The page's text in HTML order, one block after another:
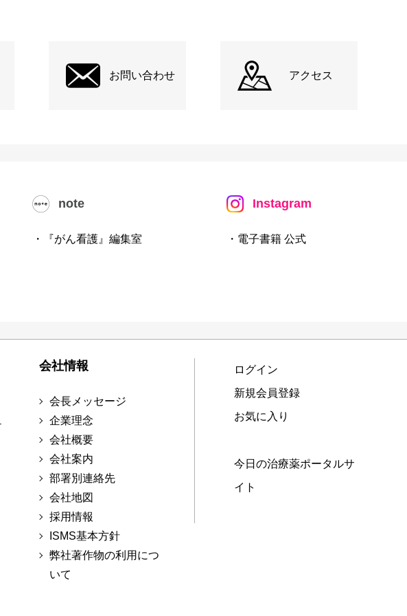
お問い合わせ アクセス
note
・『がん看護』編集室
Instagram
・電子書籍 公式
会社情報
会長メッセージ
企業理念
会社概要
会社案内
部署別連絡先
会社地図
採用情報
ISMS基本方針
弊社著作物の利用につ
いて
ログイン
新規会員登録
お気に入り
今日の治療薬ポータルサ
イト